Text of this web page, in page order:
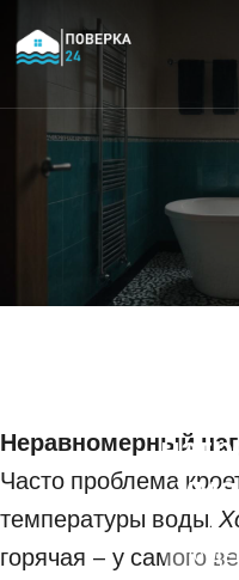
10
Неравномерный
Часто проблема
температуры воды.
горячая – у самого